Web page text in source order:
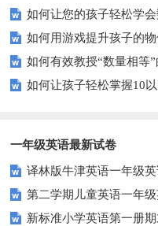
字大小比较？
如何让您的孩子轻松学会
字大小比较？
如何用游戏提升孩子的
数量比较能力？
如何有效教授“数量相等”
概念？——提升孩子的数学
如何让孩子轻松掌握10
一年级英语最新试卷
译林版牛津英语一年级
1AB测试卷
第二学期儿童英语一年
语期末试卷
新标准小学英语第一册期